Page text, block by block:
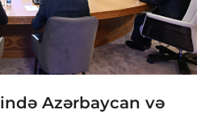
Azərbaycan və